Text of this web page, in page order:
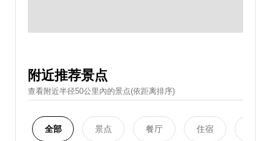
附近推荐景点
查看附近半径50公里內的景点(依距离排序)
全部 景点 餐厅 住宿